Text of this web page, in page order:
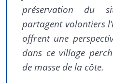
préservation du
partagent volontiers
offrent une
dans ce village
de masse de la côte.